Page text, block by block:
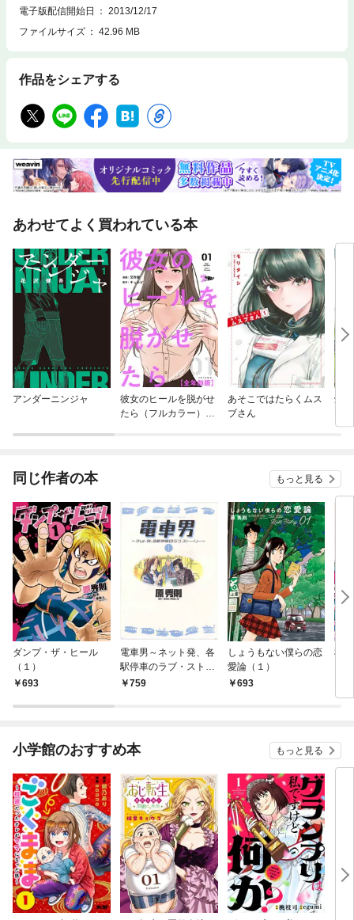
電子版配信開始日
2013/12/17
ファイルサイズ
42.96 MB
作品をシェアする
あわせてよく買われている本
アンダーニンジャ
彼女のヒールを脱がせ
たら（フルカラー）
あそこではたらくムス
ブさん
焼
同じ作者の本 もっと見る
ダンプ・ザ・ヒール
（１）
693
電車男～ネット発、各
駅停車のラブ・ストー
リー～（１）
759
しょうもない僕らの恋
愛論（１）
693
桜
小学館のおすすめ本 もっと見る